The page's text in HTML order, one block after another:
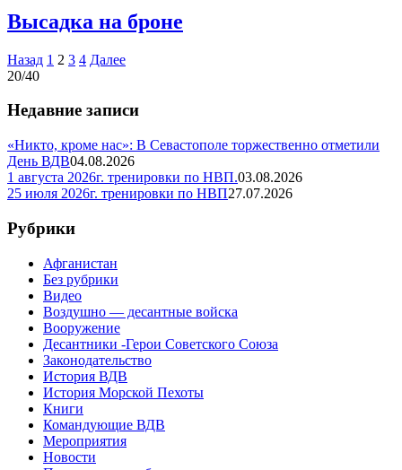
Высадка на броне
Пагинация
записей
Назад 1 2 3 4 Далее
20/40
Недавние записи
«Никто, кроме нас»: В Севастополе торжественно отметили
День ВДВ04.08.2026
1 августа 2026г. тренировки по НВП.03.08.2026
25 июля 2026г. тренировки по НВП27.07.2026
Рубрики
Афганистан
Без рубрики
Видео
Воздушно — десантные войска
Вооружение
Десантники -Герои Советского Союза
Законодательство
История ВДВ
История Морской Пехоты
Книги
Командующие ВДВ
Мероприятия
Новости